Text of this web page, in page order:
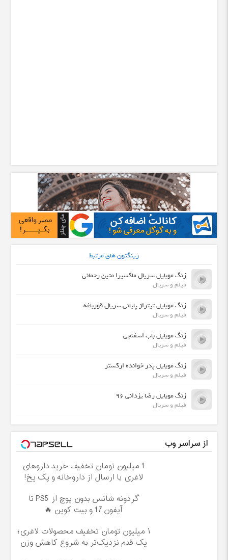
رینگتون های مرتبط
زنگ موبایل سریال ماکسیرا متین رحمانی
فیلم و سریال
زنگ موبایل تیتراژ پایانی سریال قورباغه
فیلم و سریال
زنگ موبایل باب اسفنجی
فیلم و سریال
زنگ موبایل پدر خوانده ارکستر
فیلم و سریال
زنگ موبایل رضا یزدانی 96
فیلم و سریال
از سراسر وب
1 میلیون تومان تخفیف خرید داروهای
لاغری با ارسال از داروخانه و پک یخ!
گردونه شانس بدون پوچ از PS5 تا
آیفون17 و بیت کوین 🔥
۱ میلیون تومان تخفیف محصولات لاغری؛
یک قدم نزدیک‌تر به شروع کاهش وزن